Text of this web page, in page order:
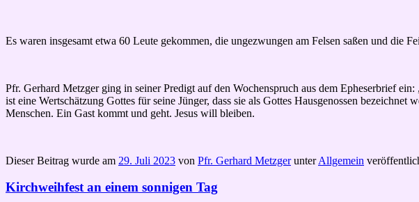
Es waren insgesamt etwa 60 Leute gekommen, die ungezwungen am Felsen saßen und die
Pfr. Gerhard Metzger ging in seiner Predigt auf den Wochenspruch aus dem Epheserbrief
ist eine Wertschätzung Gottes für seine Jünger, dass sie als Gottes Hausgenossen
Menschen. Ein Gast kommt und geht. Jesus will bleiben.
Dieser Beitrag wurde am 29. Juli 2023 von Pfr. Gerhard MetzgerunterAllgemein
Kirchweihfest an einem sonnigen Tag